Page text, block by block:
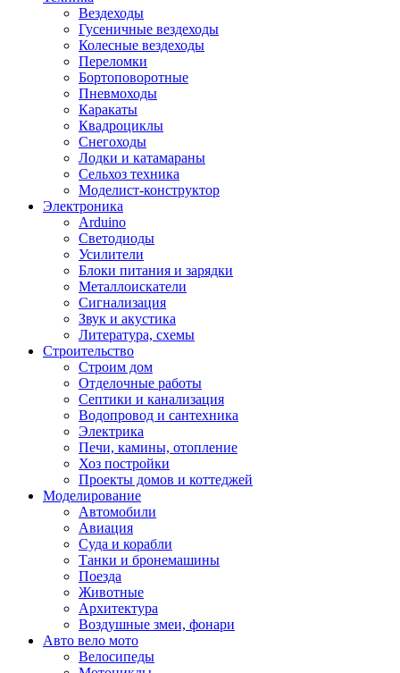
Вездеходы
Гусеничные вездеходы
Колесные вездеходы
Переломки
Бортоповоротные
Пневмоходы
Каракаты
Квадроциклы
Снегоходы
Лодки и катамараны
Сельхоз техника
Моделист-конструктор
Электроника
Arduino
Светодиоды
Усилители
Блоки питания и зарядки
Металлоискатели
Сигнализация
Звук и акустика
Литература, схемы
Строительство
Строим дом
Отделочные работы
Септики и канализация
Водопровод и сантехника
Электрика
Печи, камины, отопление
Хоз постройки
Проекты домов и коттеджей
Моделирование
Автомобили
Авиация
Суда и корабли
Танки и бронемашины
Поезда
Животные
Архитектура
Воздушные змеи, фонари
Авто вело мото
Велосипеды